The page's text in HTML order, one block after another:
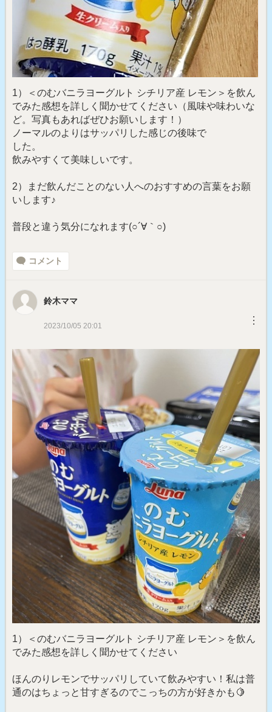
1）＜のむバニラヨーグルト シチリア産 レモン＞を飲ん
でみた感想を詳しく聞かせてください（風味や味わいな
ど。写真もあればぜひお願いします！）
ノーマルのよりはサッパリした感じの後味で
した。
飲みやすくて美味しいです。
2）まだ飲んだことのない人へのおすすめの言葉をお願
いします♪
普段と違う気分になれます(○´∀｀○)
コメント
鈴木ママ
2023/10/05 20:01 ︙
1）＜のむバニラヨーグルト シチリア産 レモン＞を飲ん
でみた感想を詳しく聞かせてください
ほんのりレモンでサッパリしていて飲みやすい！私は普
通のはちょっと甘すぎるのでこっちの方が好きかも🍋